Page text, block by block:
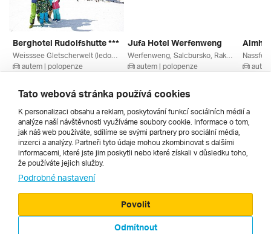
Berghotel Rudolfshutte ***
autem | polopenze
9 210 Kč
Jufa Hotel Werfenweng
autem | polopenze
8 820 Kč
Všechny
Cestopisy
Tato webová stránka používá cookies
K personalizaci obsahu a reklam, poskytování funkcí sociálních médií a
analýze naší návštěvnosti využíváme soubory cookie. Informace o tom,
jak náš web používáte, sdílíme se svými partnery pro sociální média,
inzerci a analýzy. Partneři tyto údaje mohou zkombinovat s dalšími
informacemi, které jste jim poskytli nebo které získali v důsledku toho,
že používáte jejich služby.
Podrobné nastavení
Odmítnout
Povolit